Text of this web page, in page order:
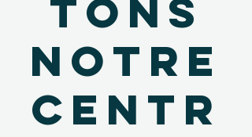
tons
notre
Centr